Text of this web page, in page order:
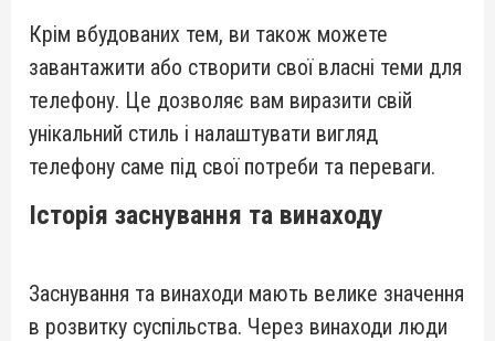
Крім вбудованих тем, ви також можете
завантажити або створити свої власні теми для
телефону. Це дозволяє вам виразити свій
унікальний стиль і налаштувати вигляд
телефону саме під свої потреби та переваги.
Історія заснування та винаходу
Заснування та винаходи мають велике значення
в розвитку суспільства. Через винаходи люди